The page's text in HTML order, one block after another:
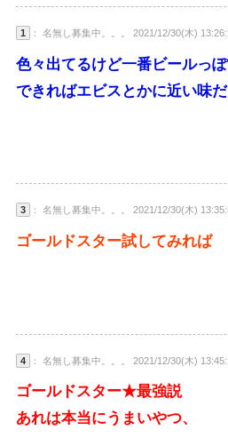
1 ： 名無し募集中。。。 2021/12/30(木)
色々出てるけど一番ビールっ
できればエビスとかに近い味
3 ： 名無し募集中。。。 2021/12/30(木)
ゴールドスター試してみれば
4 ： 名無し募集中。。。 2021/12/30(木)
ゴールドスター★最強説
あれは本当にうまいやつ、